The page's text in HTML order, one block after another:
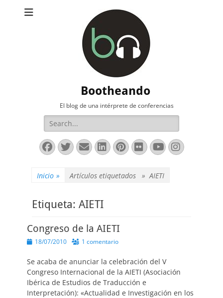
Bootheando
El blog de una intérprete de conferencias
Buscar:
Facebook
Twitter
Correo
electrónico
LinkedIn
Pinterest
FlickrYouTube
Inicio » Artículos etiquetados »AIETI
Etiqueta: AIETI
Congreso de la AIETI
Publicado
18/07/2010 1 comentario
Se acaba de anunciar la celebración del V
Congreso Internacional de la AIETI (Asociación
Ibérica de Estudios de Traducción e
Interpretación): «Actualidad e Investigación en los